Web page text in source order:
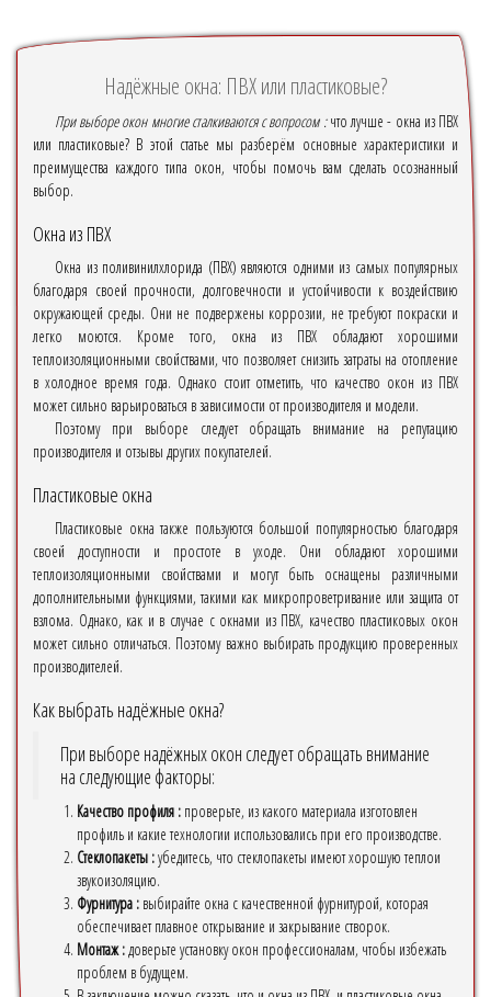
Надёжные окна: ПВХ или пластиковые?
При выборе окон многие сталкиваются с вопросом :что лучше - окна из ПВХ
или пластиковые? В этой статье мы разберём основные характеристики и
преимущества каждого типа окон, чтобы помочь вам сделать осознанный
выбор.
Окна из ПВХ
Окна из поливинилхлорида (ПВХ) являются одними из самых популярных
благодаря своей прочности, долговечности и устойчивости к воздействию
окружающей среды. Они не подвержены коррозии, не требуют покраски и
легко моются. Кроме того, окна из ПВХ обладают хорошими
теплоизоляционными свойствами, что позволяет снизить затраты на отопление
в холодное время года. Однако стоит отметить, что качество окон из ПВХ
может сильно варьироваться в зависимости от производителя и модели.
Поэтому при выборе следует обращать внимание на репутацию
производителя и отзывы других покупателей.
Пластиковые окна
Пластиковые окна также пользуются большой популярностью благодаря
своей доступности и простоте в уходе. Они обладают хорошими
теплоизоляционными свойствами и могут быть оснащены различными
дополнительными функциями, такими как микропроветривание или защита от
взлома. Однако, как и в случае с окнами из ПВХ, качество пластиковых окон
может сильно отличаться. Поэтому важно выбирать продукцию проверенных
производителей.
Как выбрать надёжные окна?
При выборе надёжных окон следует обращать внимание
на следующие факторы:
Качество профиля : проверьте, из какого материала изготовлен
профиль и какие технологии использовались при его производстве.
Стеклопакеты :убедитесь, что стеклопакеты имеют хорошую теплои
звукоизоляцию.
Фурнитура : выбирайте окна с качественной фурнитурой, которая
обеспечивает плавное открывание и закрывание створок.
Монтаж :доверьте установку окон профессионалам, чтобы избежать
проблем в будущем.